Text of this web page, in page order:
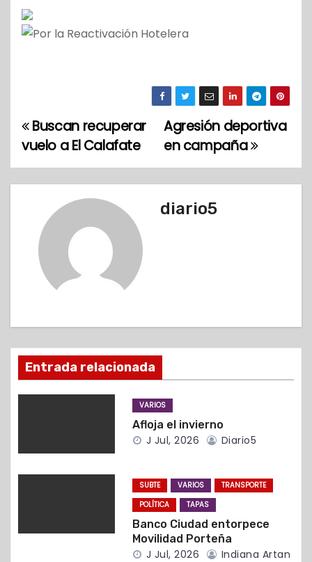
N
a
v
i
ó
n
e
e
t
Agresión deportiva
en campaña
Buscan recuperar
vuelo a El Calafate
diario5
Entrada relacionada
VARIOS
Afloja el invierno
J Jul, 2026 Diario5
SUBTE VARIOS
TRANSPORTE
POLÍTICA
TAPAS
Banco Ciudad entorpece
Movilidad Porteña
J Jul, 2026 Indiana Artan